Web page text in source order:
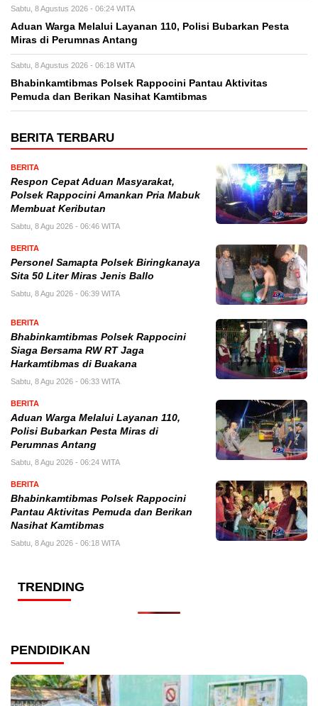
Sabtu, 8 Agustus 2026 - 06:24 WITA
Aduan Warga Melalui Layanan 110, Polisi Bubarkan Pesta
Miras di Perumnas Antang
Sabtu, 8 Agustus 2026 - 06:18 WITA
Bhabinkamtibmas Polsek Rappocini Pantau Aktivitas
Pemuda dan Berikan Nasihat Kamtibmas
BERITA TERBARU
BERITA
Respon Cepat Aduan Masyarakat,
Polsek Rappocini Amankan Pria Mabuk
Membuat Keributan
Sabtu, 8 Agu 2026 - 06:46 WITA
BERITA
Personel Samapta Polsek Biringkanaya
Sita 50 Liter Miras Jenis Ballo
Sabtu, 8 Agu 2026 - 06:39 WITA
BERITA
Bhabinkamtibmas Polsek Rappocini
Siaga Bersama RW RT Jaga
Harkamtibmas di Buakana
Sabtu, 8 Agu 2026 - 06:33 WITA
BERITA
Aduan Warga Melalui Layanan 110,
Polisi Bubarkan Pesta Miras di
Perumnas Antang
Sabtu, 8 Agu 2026 - 06:24 WITA
BERITA
Bhabinkamtibmas Polsek Rappocini
Pantau Aktivitas Pemuda dan Berikan
Nasihat Kamtibmas
Sabtu, 8 Agu 2026 - 06:18 WITA
TRENDING
PENDIDIKAN